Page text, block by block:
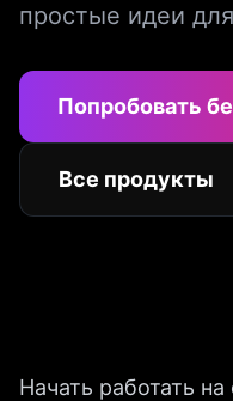
простые идеи
Попробовать
Все продукты
Начать работать